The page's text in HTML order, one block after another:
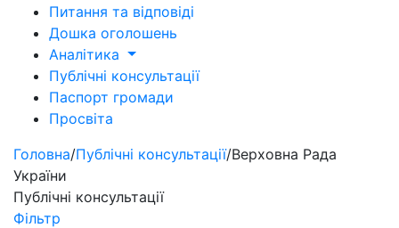
Питання та відповіді
Дошка оголошень
Аналітика
Публічні консультації
Паспорт громади
Просвіта
Головна/Публічні консультації/Верховна Рада
України
Публічні консультації
Фільтр